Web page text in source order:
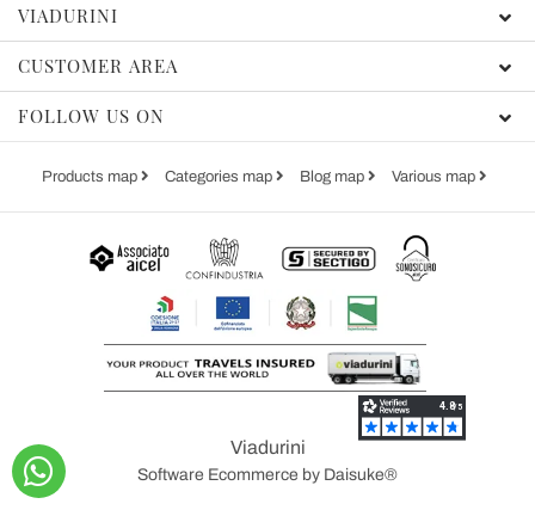
VIADURINI
CUSTOMER AREA
FOLLOW US ON
Products map Categories map Blog map Various map
Viadurini
Software Ecommerce by Daisuke®